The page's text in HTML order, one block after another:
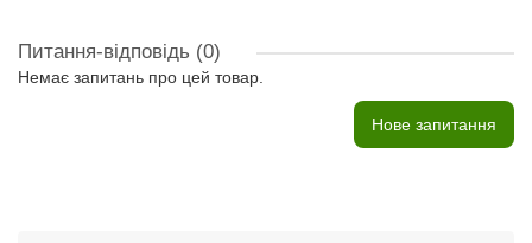
Питання-відповідь (0)
Немає запитань про цей товар.
Нове запитання